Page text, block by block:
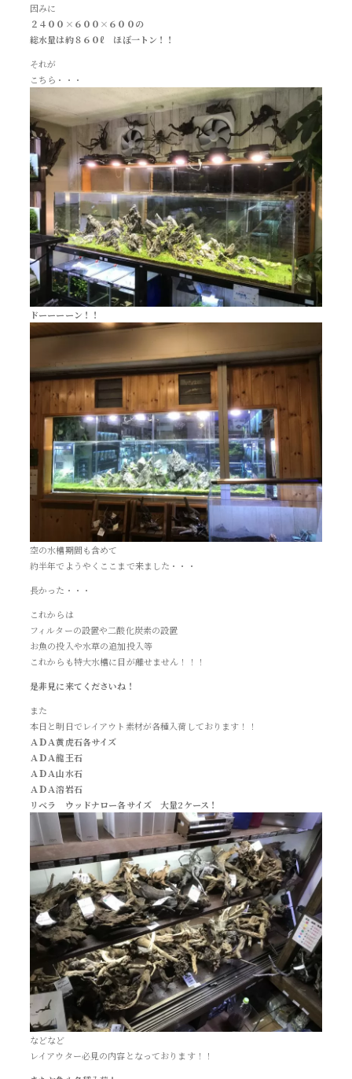
因みに
２４００×６００×６００の
総水量は約８６０ℓ ほぼ一トン！！
それが
こちら・・・
ドーーーーン！！
空の水槽期間も含めて
約半年でようやくここまで来ました・・・
長かった・・・
これからは
フィルターの設置や二酸化炭素の設置
お魚の投入や水草の追加投入等
これからも特大水槽に目が離せません！！！
是非見に来てくださいね！
また
本日と明日でレイアウト素材が各種入荷しております！！
ＡＤＡ黄虎石各サイズ
ＡＤＡ龍王石
ＡＤＡ山水石
ＡＤＡ溶岩石
リベラ ウッドナロー各サイズ 大量2ケース！
などなど
レイアウター必見の内容となっております！！